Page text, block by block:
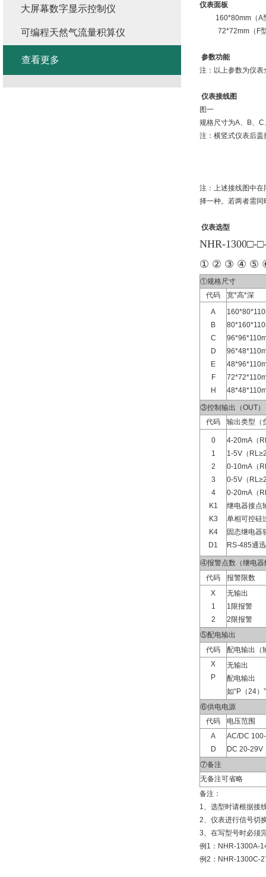
仪表面板
160*80mm（A
72*72mm（F
参数功能
注：以上参数为仪
仪表接线图
图一
规格尺寸为A、B、
注：横竖式仪表后
注：上述接线图中
择一种。若两者需
仪表选型
NHR-1300□-
① ② ③ ④ ⑤
①规格尺寸
代码
宽*高*深
A
B
C
D
E
F
H
③控制输出（OUT）
代码
输出类型（
0
1
2
3
4
K1
K3
K4
D1
4-20mA（
1-5V（
0-10mA（
0-5V（
0-20mA（
继电器接点
单相可控硅
固态继电器
RS-485通
④报警点数（继电器
代码
报警限数
X
1
2
无输出
1限报警
2限报警
⑤配电输出
代码
配电输出（
X
P
无输出
配电输出
如“P（24）
⑥供电电源
代码
电压范围
A
D
AC/DC
DC 20-29V
⑦备注
无备注可省略
备注：
1、选型时请根据接
2、仪表进行信号切
3、在写型号时必须
例1：NHR-1300A-
例2：NHR-1300C-
大屏幕数字显示控制仪
可编程天然气流量积算仪
查看更多